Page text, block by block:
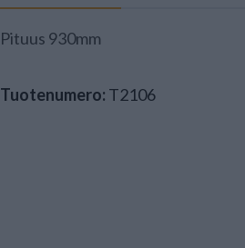
Pituus 930mm
Tuotenumero: T2106